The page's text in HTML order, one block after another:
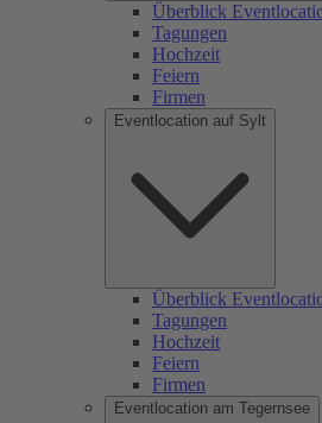
Überblick
Tagungen
Hochzeit
Feiern
Firmen
Eventlocation auf Sylt
Überblick
Tagungen
Hochzeit
Feiern
Firmen
Eventlocation am Tegernsee